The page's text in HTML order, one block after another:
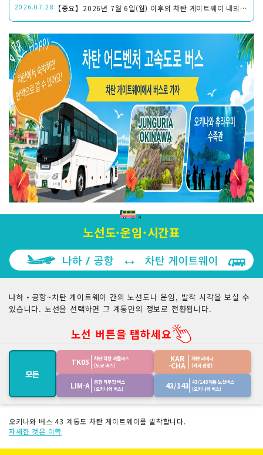
2026.07.28 【중요】2026년 7월 6일(월) 이후의 차탄 게이트웨이 내의 노선 버스의 버스 승강장/하차 등에 대해서
노선도·운임·시간표
나하・공항~차탄 게이트웨이 간의 노선도나 운임, 발착 시각을 보실 수
있습니다. 노선을 선택하면 그 계통만의 정보로 전환됩니다.
노선 버튼을 탭하세요
모든
TK05
차탄 직행 셔틀버스
(도쿄 버스)
KAR
-CHA
차탄 라이너
(카리 관광)
LIM-A
공항 리무진 버스
(오키나와 버스)
43/143 43/143계통 노선버스
(오키나와 버스)
오키나와 버스 43 계통도 차탄 게이트웨이를 발착합니다.
자세한 것은 이쪽